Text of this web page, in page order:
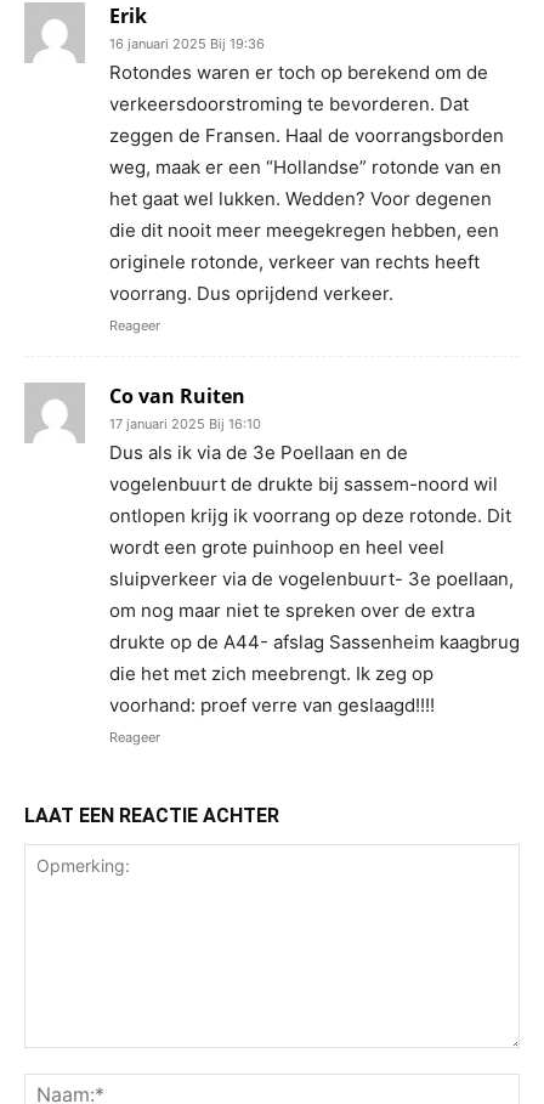
Erik
16 januari 2025 Bij 19:36
Rotondes waren er toch op berekend om de
verkeersdoorstroming te bevorderen. Dat
zeggen de Fransen. Haal de voorrangsborden
weg, maak er een “Hollandse” rotonde van en
het gaat wel lukken. Wedden? Voor degenen
die dit nooit meer meegekregen hebben, een
originele rotonde, verkeer van rechts heeft
voorrang. Dus oprijdend verkeer.
Reageer
Co van Ruiten
17 januari 2025 Bij 16:10
Dus als ik via de 3e Poellaan en de
vogelenbuurt de drukte bij sassem-noord wil
ontlopen krijg ik voorrang op deze rotonde. Dit
wordt een grote puinhoop en heel veel
sluipverkeer via de vogelenbuurt- 3e poellaan,
om nog maar niet te spreken over de extra
drukte op de A44- afslag Sassenheim kaagbrug
die het met zich meebrengt. Ik zeg op
voorhand: proef verre van geslaagd!!!!
Reageer
LAAT EEN REACTIE ACHTER